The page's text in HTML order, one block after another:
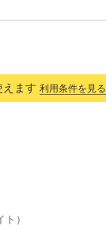
えます 利用条件を見る
）